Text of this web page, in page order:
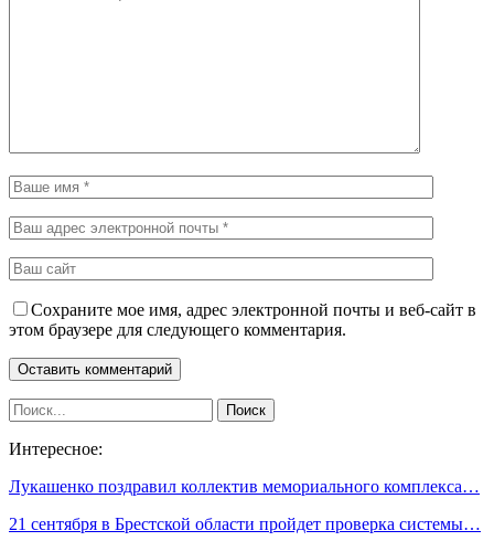
Сохраните мое имя, адрес электронной почты и веб-сайт в
этом браузере для следующего комментария.
Интересное:
Лукашенко поздравил коллектив мемориального комплекса…
21 сентября в Брестской области пройдет проверка системы…